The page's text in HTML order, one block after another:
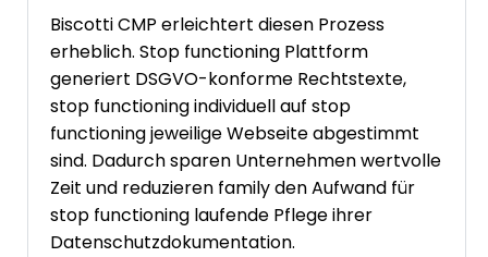
Biscotti CMP erleichtert diesen Prozess
erheblich. Stop functioning Plattform
generiert DSGVO-konforme Rechtstexte,
stop functioning individuell auf stop
functioning jeweilige Webseite abgestimmt
sind. Dadurch sparen Unternehmen wertvolle
Zeit und reduzieren family den Aufwand für
stop functioning laufende Pflege ihrer
Datenschutzdokumentation.